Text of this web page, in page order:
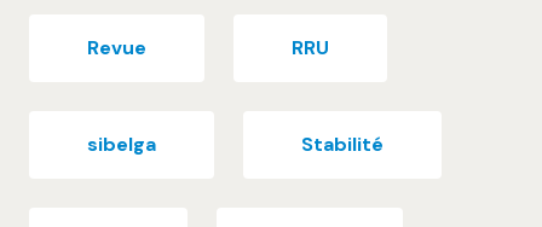
Revue RRU
sibelga Stabilité